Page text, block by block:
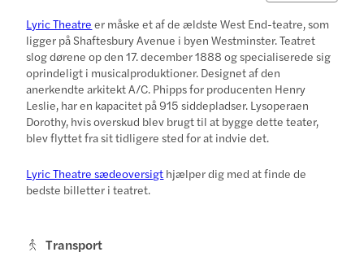
Lyric Theatre er måske et af de ældste West End-teatre, som
ligger på Shaftesbury Avenue i byen Westminster. Teatret
slog dørene op den 17. december 1888 og specialiserede sig
oprindeligt i musicalproduktioner. Designet af den
anerkendte arkitekt A/C. Phipps for producenten Henry
Leslie, har en kapacitet på 915 siddepladser. Lysoperaen
Dorothy, hvis overskud blev brugt til at bygge dette teater,
blev flyttet fra sit tidligere sted for at indvie det.
Lyric Theatre sædeoversigt hjælper dig med at finde de
bedste billetter i teatret.
Transport